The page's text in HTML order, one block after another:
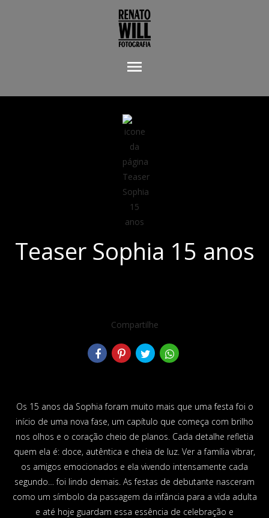
menu
Teaser Sophia 15 anos
Compartilhe
Os 15 anos da Sophia foram muito mais que uma festa foi o
início de uma nova fase, um capítulo que começa com brilho
nos olhos e o coração cheio de planos. Cada detalhe refletia
quem ela é: doce, autêntica e cheia de luz. Ver a família vibrar,
os amigos emocionados e ela vivendo intensamente cada
segundo… foi lindo demais. As festas de debutante nasceram
como um símbolo da passagem da infância para a vida adulta
e até hoje guardam essa essência de celebração e